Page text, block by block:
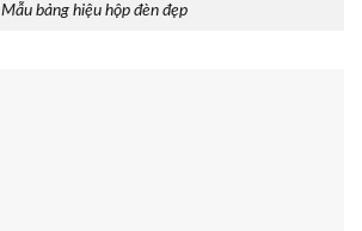
Mẫu bảng hiệu hộp đèn đẹp